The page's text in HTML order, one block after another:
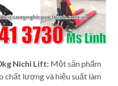
Nichi Lift:Một sản phẩm
chất lượng và hiệu suất làm